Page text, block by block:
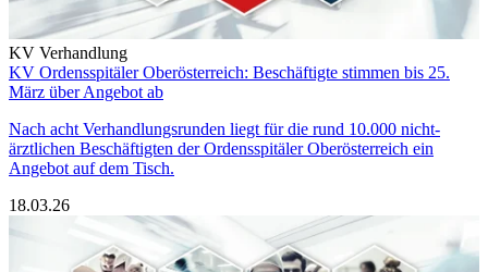
KV Verhandlung
KV Ordensspitäler Oberösterreich: Beschäftigte stimmen bis 25.
März über Angebot ab
Nach acht Verhandlungsrunden liegt für die rund 10.000 nicht-
ärztlichen Beschäftigten der Ordensspitäler Oberösterreich ein
Angebot auf dem Tisch.
18.03.26